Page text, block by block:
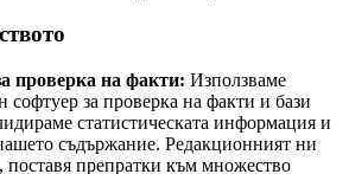
проверка на факти: Използваме
софтуер за проверка на факти и бази
статистическата информация и
съдържание. Редакционният ни
поставя препратки към множество